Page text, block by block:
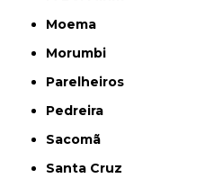
Moema
Morumbi
Parelheiros
Pedreira
Sacomã
Santa Cruz